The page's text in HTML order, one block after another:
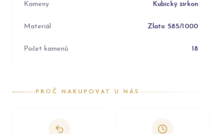
Kameny Kubický zirkon
Materiál Zlato 585/1000
Počet kamenů 18
PROČ NAKUPOVAT U NÁS